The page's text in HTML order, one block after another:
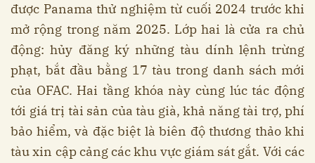
được Panama thử nghiệm từ cuối 2024 trước khi
mở rộng trong năm 2025. Lớp hai là cửa ra chủ
động: hủy đăng ký những tàu dính lệnh trừng
phạt, bắt đầu bằng 17 tàu trong danh sách mới
của OFAC. Hai tầng khóa này cùng lúc tác động
tới giá trị tài sản của tàu già, khả năng tài trợ, phí
bảo hiểm, và đặc biệt là biên độ thương thảo khi
tàu xin cập cảng các khu vực giám sát gắt. Với các